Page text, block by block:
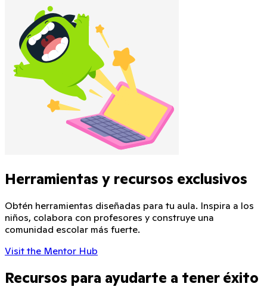
Herramientas y recursos exclusivos
Obtén herramientas diseñadas para tu aula. Inspira a los
niños, colabora con profesores y construye una
comunidad escolar más fuerte.
Visit the Mentor Hub
Recursos para ayudarte a tener éxito